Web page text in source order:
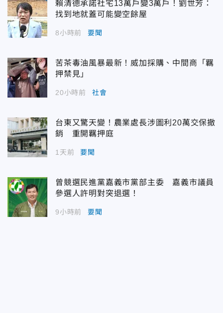
賴清德承諾社宅13萬戶變3萬戶！劉世芳：
找到地就蓋可能變空餘屋
8小時前 要聞
苦茶毒油風暴最新！威加採購、中間商「羈
押禁見」
20小時前 社會
台東又驚天變！農業處長涉圖利20萬交保撤
銷 重開羈押庭
1天前 要聞
曾競選民進黨嘉義市黨部主委 嘉義市議員
參選人許明對突退選！
9小時前 要聞